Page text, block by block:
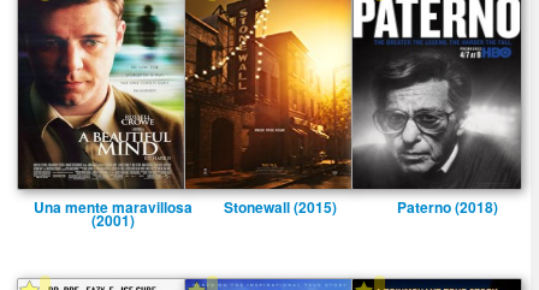
Una mente maravillosa
(2001)
Stonewall (2015) Paterno (2018)